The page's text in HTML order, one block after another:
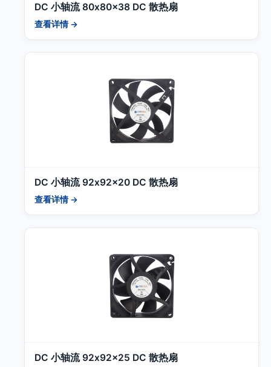
DC 小轴流 80x80x38 DC 散热扇
查看详情 →
DC 小轴流 92x92x20 DC 散热扇
查看详情 →
DC 小轴流 92x92x25 DC 散热扇